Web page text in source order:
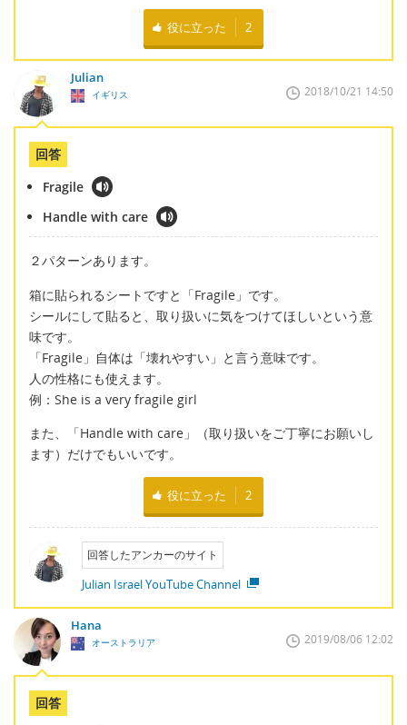
役に立った 2
Julian
イギリス 2018/10/21 14:50
回答
Fragile
Handle with care
２パターンあります。
箱に貼られるシートですと「Fragile」です。
シールにして貼ると、取り扱いに気をつけてほしいという意
味です。
「Fragile」自体は「壊れやすい」と言う意味です。
人の性格にも使えます。
例：She is a very fragile girl
また、「Handle with care」（取り扱いをご丁寧にお願いし
ます）だけでもいいです。
役に立った 2
回答したアンカーのサイト
Julian Israel YouTube Channel
Hana
オーストラリア 2019/08/06 12:02
回答